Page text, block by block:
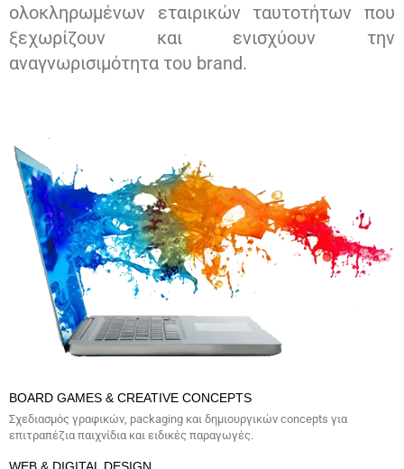
ολοκληρωμένων εταιρικών ταυτοτήτων που
ξεχωρίζουν και ενισχύουν την
αναγνωρισιμότητα του brand.
BOARD GAMES & CREATIVE CONCEPTS
Σχεδιασμός γραφικών, packaging και δημιουργικών concepts για
επιτραπέζια παιχνίδια και ειδικές παραγωγές.